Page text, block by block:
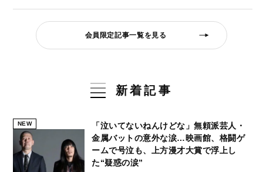
会員限定記事一覧を見る
新着記事
NEW
「泣いてないねんけどな」無頼派芸人・
金属バットの意外な涙…映画館、格闘ゲ
ームで号泣も、上方漫才大賞で浮上し
た“疑惑の涙”